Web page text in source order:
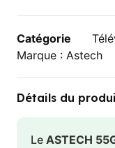
Catégorie
Marque : Astech
Détails du
Le ASTECH